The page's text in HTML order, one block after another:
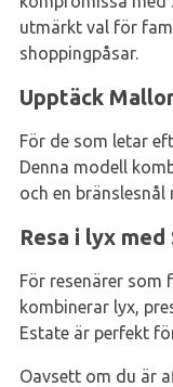
utmärkt val för
shoppingpåsar.
Upptäck
För de som letar
Denna modell
och en
Resa i lyx
För resenärer som
kombinerar lyx,
Estate är perfekt
Oavsett om du är